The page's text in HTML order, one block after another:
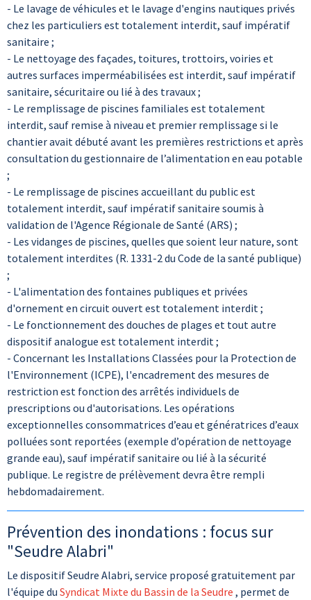
- Le lavage de véhicules et le lavage d'engins nautiques privés
chez les particuliers est totalement interdit, sauf impératif
sanitaire ;
- Le nettoyage des façades, toitures, trottoirs, voiries et
autres surfaces imperméabilisées est interdit, sauf impératif
sanitaire, sécuritaire ou lié à des travaux ;
- Le remplissage de piscines familiales est totalement
interdit, sauf remise à niveau et premier remplissage si le
chantier avait débuté avant les premières restrictions et après
consultation du gestionnaire de l’alimentation en eau potable
;
- Le remplissage de piscines accueillant du public est
totalement interdit, sauf impératif sanitaire soumis à
validation de l'Agence Régionale de Santé (ARS) ;
- Les vidanges de piscines, quelles que soient leur nature, sont
totalement interdites (R. 1331-2 du Code de la santé publique)
;
- L'alimentation des fontaines publiques et privées
d'ornement en circuit ouvert est totalement interdit ;
- Le fonctionnement des douches de plages et tout autre
dispositif analogue est totalement interdit ;
- Concernant les Installations Classées pour la Protection de
l'Environnement (ICPE), l'encadrement des mesures de
restriction est fonction des arrêtés individuels de
prescriptions ou d'autorisations. Les opérations
exceptionnelles consommatrices d’eau et génératrices d’eaux
polluées sont reportées (exemple d’opération de nettoyage
grande eau), sauf impératif sanitaire ou lié à la sécurité
publique. Le registre de prélèvement devra être rempli
hebdomadairement.
Prévention des inondations : focus sur
"Seudre Alabri"
Le dispositif Seudre Alabri, service proposé gratuitement par
l'équipe du Syndicat Mixte du Bassin de la Seudre , permet de